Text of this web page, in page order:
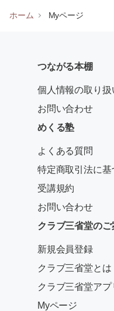
ホーム Myページ
つながる本棚
個人情報の取り扱
お問い合わせ
めくる塾
よくある質問
特定商取引法に基
受講規約
お問い合わせ
クラブ三省堂のご
新規会員登録
クラブ三省堂とは
クラブ三省堂アプ
Myページ